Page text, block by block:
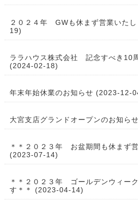
２０２４年 GWも休まず営業いた
19)
ララハウス株式会社 記念すべき10
(2024-02-18)
年末年始休業のお知らせ (2023-12-
大宮支店グランドオープンのお知ら
＊＊２０２３年 お盆期間も休まず
(2023-07-14)
＊＊２０２３年 ゴールデンウィー
す＊＊ (2023-04-14)